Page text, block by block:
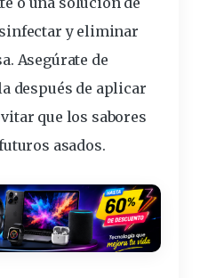
y eliminar
Asegúrate de
después de aplicar
que los sabores
asados.